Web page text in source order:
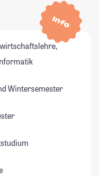
Info
Wintersemester